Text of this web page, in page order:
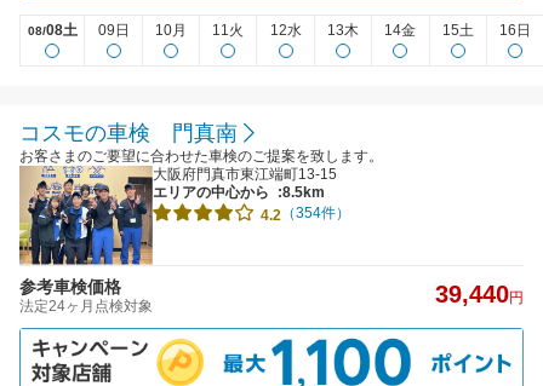
08/08土 09日 10月 11火 12水 13木 14金 15土 16日
コスモの車検 門真南
お客さまのご要望に合わせた車検のご提案を致します。
大阪府門真市東江端町13-15
エリアの中心から
:8.5km
4.2 （354件）
参考車検価格
法定24ヶ月点検対象 39,440円